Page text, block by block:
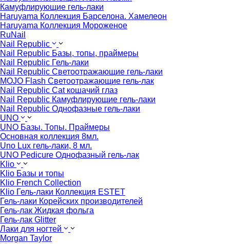
Камуфлирующие гель-лаки
Haruyama Коллекция Барселона. Хамелеон
Haruyama Коллекция Мороженое
RuNail
Nail Republic
Nail Republic Базы, топы, праймеры
Nail Republic Гель-лаки
Nail Republic Светоотражающие гель-лаки
MOJO Flash Светоотражающие гель-лак
Nail Republic Cat кошачий глаз
Nail Republic Камуфлирующие гель-лаки
Nail Republic Однофазные гель-лаки
UNO
UNO Базы. Топы. Праймеры
Основная коллекция 8мл.
Uno Lux гель-лаки, 8 мл.
UNO Pedicure Однофазный гель-лак
Klio
Klio Базы и топы
Klio French Collection
Klio Гель-лаки Коллекция ESTET
Гель-лаки Корейских производителей
Гель-лак Жидкая фольга
Гель-лак Glitter
Лаки для ногтей
Morgan Taylor